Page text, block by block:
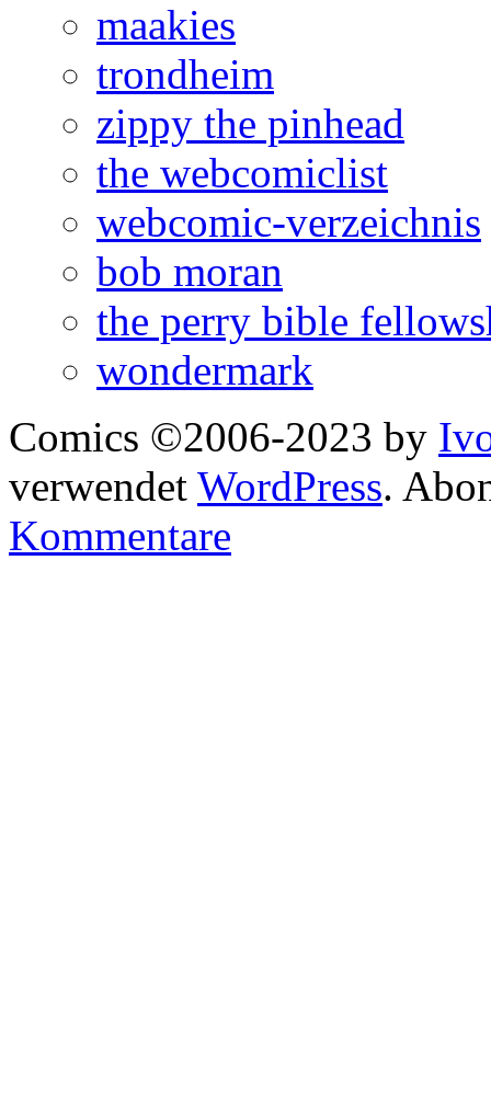
maakies
trondheim
zippy the pinhead
the webcomiclist
webcomic-verzeichnis
bob moran
the perry bible
wondermark
Comics ©2006-2023 by
verwendet WordPress.
Kommentare